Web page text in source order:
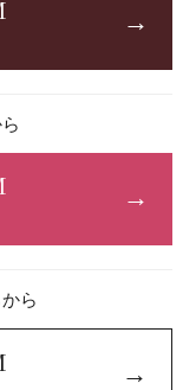
→
→
ら
→